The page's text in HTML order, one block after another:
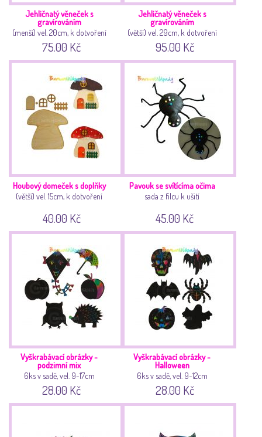
Jehličnatý věneček s
gravírováním
(menší) vel. 20cm, k dotvoření
75.00 Kč
Jehličnatý věneček s
gravírováním
(větší) vel. 29cm, k dotvoření
95.00 Kč
Houbový domeček s doplňky
(větší) vel. 15cm, k dotvoření
40.00 Kč
Pavouk se svítícíma očima
sada z filcu k ušití
45.00 Kč
Vyškrabávací obrázky -
podzimní mix
6ks v sadě, vel. 9-17cm
28.00 Kč
Vyškrabávací obrázky -
Halloween
6ks v sadě, vel. 9-12cm
28.00 Kč